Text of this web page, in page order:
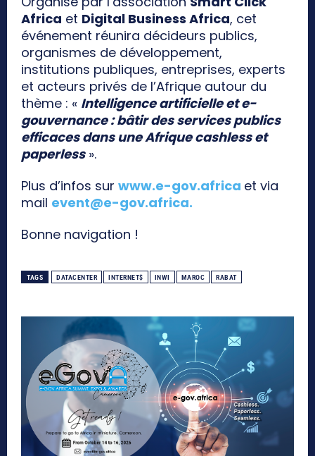
Africa et Digital Business Africa, cet
événement réunira décideurs publics,
organismes de développement,
institutions publiques, entreprises, experts
et acteurs privés de l’Afrique autour du
thème : « Intelligence artificielle et e-
gouvernance : bâtir des services publics
efficaces dans une Afrique cashless et
paperless».
Plus d’infos sur www.e-gov.africa et via
mail event@e-gov.africa.
Bonne navigation !
TAGS DATACENTER INTERNET$ INWI MAROC RABAT